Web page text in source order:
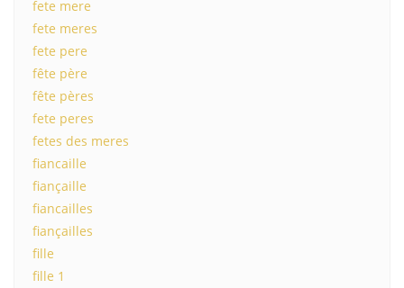
fete mere
fete meres
fete pere
fête père
fête pères
fete peres
fetes des meres
fiancaille
fiançaille
fiancailles
fiançailles
fille
fille 1